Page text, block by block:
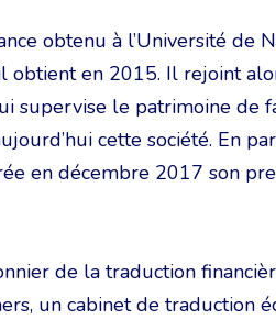
obtenu à l’Université de
obtient en 2015. Il rejoint
supervise le patrimoine de
cette société. En
en décembre 2017 son
de la traduction
un cabinet de traduction